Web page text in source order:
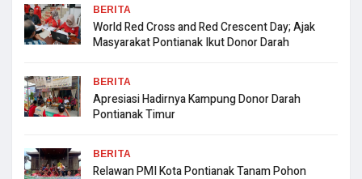
BERITA
World Red Cross and Red Crescent Day; Ajak
Masyarakat Pontianak Ikut Donor Darah
BERITA
Apresiasi Hadirnya Kampung Donor Darah
Pontianak Timur
BERITA
Relawan PMI Kota Pontianak Tanam Pohon